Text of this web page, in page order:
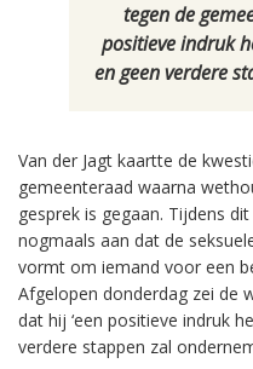
tegen de
positieve indruk
en geen verdere
Van der Jagt kaartte de
gemeenteraad waarna
gesprek is gegaan. Tijdens
nogmaals aan dat de
vormt om iemand voor een
Afgelopen donderdag zei de
dat hij ‘een positieve indruk
verdere stappen zal